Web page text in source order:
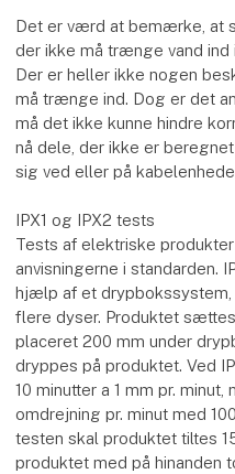
Det er værd at bemærke, at
der ikke må trænge vand
Der er heller ikke nogen
må trænge ind. Dog er det
må det ikke kunne hindre
nå dele, der ikke er
sig ved eller på
IPX1 og IPX2 tests
Tests af elektriske
anvisningerne i standarden.
hjælp af et
flere dyser. Produktet
placeret 200 mm under
dryppes på produktet. Ved
10 minutter a 1 mm pr.
omdrejning pr. minut med
testen skal produktet tiltes
produktet med på hinanden